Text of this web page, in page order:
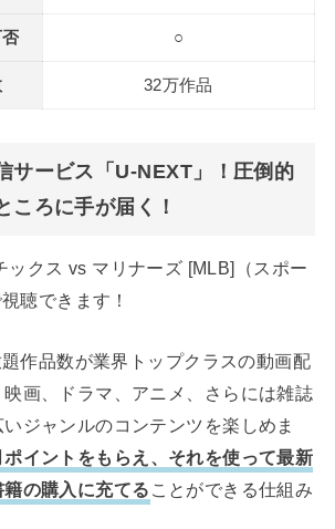
○
32万作品
サービス「U-NEXT」！圧倒的
ころに手が届く！
ックス vs マリナーズ [MLB]（スポー
聴できます！
作品数が業界トップクラスの動画配
画、ドラマ、アニメ、さらには雑誌
ジャンルのコンテンツを楽しめま
イントをもらえ、それを使って最新
の購入に充てる ことができる仕組み